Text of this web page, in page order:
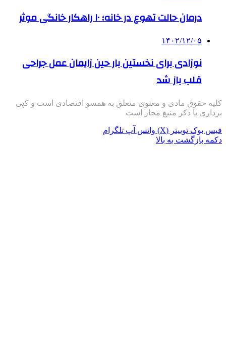
درمان حالت تهوع در خانه؛ ۱۰ راهکار خانگی موثر
۱۴۰۲/۱۲/۰۵
نوزادی برای نخستین بار حین زایمان عمل جراحی
قلب باز شد
کلیه حقوق مادی و معنوی متعلق به همسو اقتصادی است و کپی
برداری با ذکر منبع مجاز است
فیس بوک توییتر (X) واتس آپ تلگرام
دکمه بازگشت به بالا